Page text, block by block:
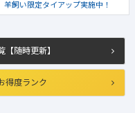
【随時更新】
得度ランク
羊飼い限定タイアップ実施中！